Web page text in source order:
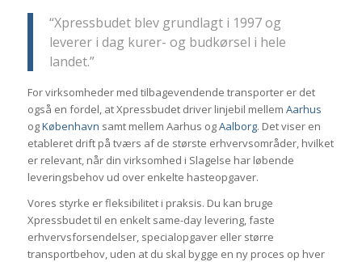
“Xpressbudet blev grundlagt i 1997 og
leverer i dag kurer- og budkørsel i hele
landet.”
For virksomheder med tilbagevendende transporter er det
også en fordel, at Xpressbudet driver linjebil mellem Aarhus
ogKøbenhavn samt mellem Aarhus ogAalborg. Det viser en
etableret drift på tværs af de største erhvervsområder, hvilket
er relevant, når din virksomhed i Slagelse har løbende
leveringsbehov ud over enkelte hasteopgaver.
Vores styrke er fleksibilitet i praksis. Du kan bruge
Xpressbudet til en enkelt same-day levering, faste
erhvervsforsendelser, specialopgaver eller større
transportbehov, uden at du skal bygge en ny proces op hver